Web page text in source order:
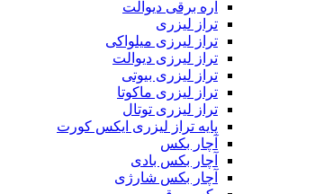
اره برقی دیوالت
تراز لیزری
تراز لیرزی میلواکی
تراز لیرزی دیوالت
تراز لیزری بیوتی
تراز لیزری ماکوتا
تراز لیزری توتال
پایه تراز لیزری ایکس کورت
آچار بکس
آچار بکس بادی
آچار بکس شارژی